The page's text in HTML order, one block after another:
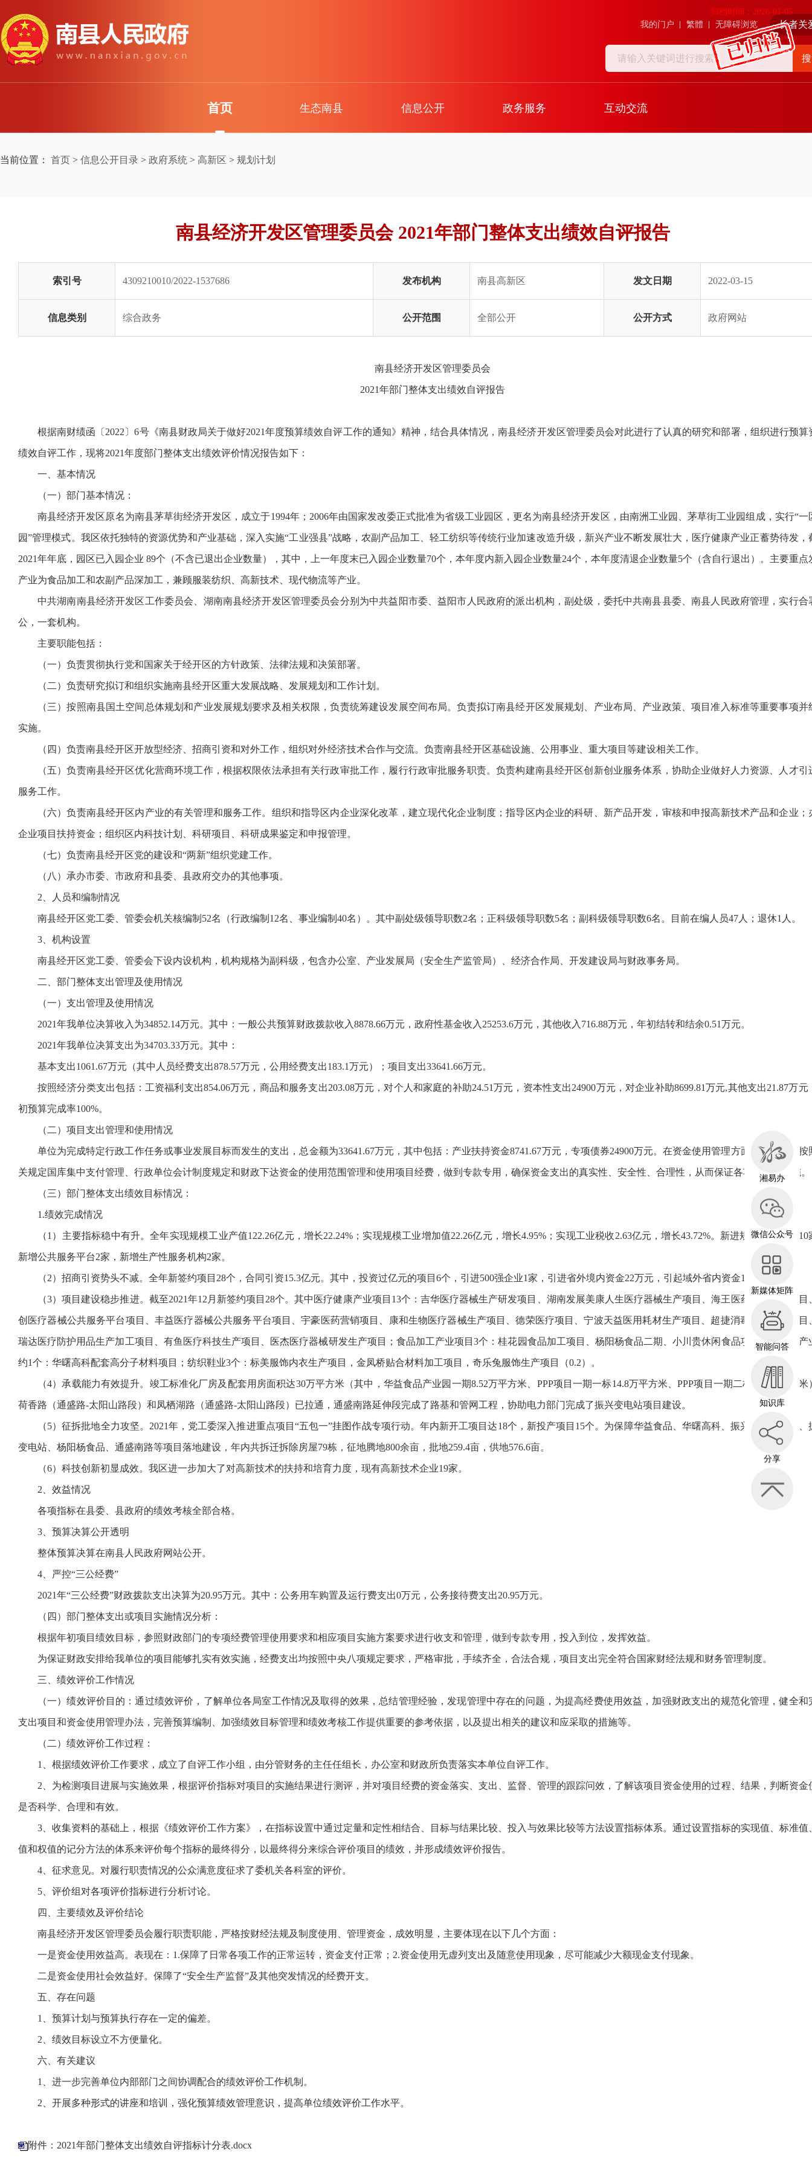
归档时间：2026-01-05
我的门户
繁體 无障碍浏览 长者关
首页 生态南县 信息公开 政务服务 互动交流
当前位置： 首页 > 信息公开目录 > 政府系统 > 高新区 > 规划计划
南县经济开发区管理委员会 2021年部门整体支出绩效自评报告
索引号 4309210010/2022-1537686 发布机构 南县高新区 发文日期 2022-03-15
信息类别 综合政务 公开范围 全部公开 公开方式 政府网站
南县经济开发区管理委员会
2021年部门整体支出绩效自评报告
根据南财绩函〔2022〕6号《南县财政局关于做好2021年度预算绩效自评工作的通知》精神，结合具体情况，南县经济开发区管理委员会对此进行了认真的研究和部署，组织进行预算
绩效自评工作，现将2021年度部门整体支出绩效评价情况报告如下：
一、基本情况
（一）部门基本情况：
南县经济开发区原名为南县茅草街经济开发区，成立于1994年；2006年由国家发改委正式批准为省级工业园区，更名为南县经济开发区，由南洲工业园、茅草街工业园组成，实行“一
园”管理模式。我区依托独特的资源优势和产业基础，深入实施“工业强县”战略，农副产品加工、轻工纺织等传统行业加速改造升级，新兴产业不断发展壮大，医疗健康产业正蓄势待发，
2021年年底，园区已入园企业 89个（不含已退出企业数量），其中，上一年度末已入园企业数量70个，本年度内新入园企业数量24个，本年度清退企业数量5个（含自行退出）。主要重点
产业为食品加工和农副产品深加工，兼顾服装纺织、高新技术、现代物流等产业。
中共湖南南县经济开发区工作委员会、湖南南县经济开发区管理委员会分别为中共益阳市委、益阳市人民政府的派出机构，副处级，委托中共南县县委、南县人民政府管理，实行合
公，一套机构。
主要职能包括：
（一）负责贯彻执行党和国家关于经开区的方针政策、法律法规和决策部署。
（二）负责研究拟订和组织实施南县经开区重大发展战略、发展规划和工作计划。
（三）按照南县国土空间总体规划和产业发展规划要求及相关权限，负责统筹建设发展空间布局。负责拟订南县经开区发展规划、产业布局、产业政策、项目准入标准等重要事项并
实施。
（四）负责南县经开区开放型经济、招商引资和对外工作，组织对外经济技术合作与交流。负责南县经开区基础设施、公用事业、重大项目等建设相关工作。
（五）负责南县经开区优化营商环境工作，根据权限依法承担有关行政审批工作，履行行政审批服务职责。负责构建南县经开区创新创业服务体系，协助企业做好人力资源、人才引
服务工作。
（六）负责南县经开区内产业的有关管理和服务工作。组织和指导区内企业深化改革，建立现代化企业制度；指导区内企业的科研、新产品开发，审核和申报高新技术产品和企业；
企业项目扶持资金；组织区内科技计划、科研项目、科研成果鉴定和申报管理。
（七）负责南县经开区党的建设和“两新”组织党建工作。
（八）承办市委、市政府和县委、县政府交办的其他事项。
2、人员和编制情况
南县经开区党工委、管委会机关核编制52名（行政编制12名、事业编制40名）。其中副处级领导职数2名；正科级领导职数5名；副科级领导职数6名。目前在编人员47人；退休1人。
3、机构设置
南县经开区党工委、管委会下设内设机构，机构规格为副科级，包含办公室、产业发展局（安全生产监管局）、经济合作局、开发建设局与财政事务局。
二、部门整体支出管理及使用情况
（一）支出管理及使用情况
2021年我单位决算收入为34852.14万元。其中：一般公共预算财政拨款收入8878.66万元，政府性基金收入25253.6万元，其他收入716.88万元，年初结转和结余0.51万元。
2021年我单位决算支出为34703.33万元。其中：
基本支出1061.67万元（其中人员经费支出878.57万元，公用经费支出183.1万元）；项目支出33641.66万元。
按照经济分类支出包括：工资福利支出854.06万元，商品和服务支出203.08万元，对个人和家庭的补助24.51万元，资本性支出24900万元，对企业补助8699.81万元,其他支出21.87万元
初预算完成率100%。
（二）项目支出管理和使用情况
单位为完成特定行政工作任务或事业发展目标而发生的支出，总金额为33641.67万元，其中包括：产业扶持资金8741.67万元，专项债券24900万元。在资金使用管理方面我单位严格按
关规定国库集中支付管理、行政单位会计制度规定和财政下达资金的使用范围管理和使用项目经费，做到专款专用，确保资金支出的真实性、安全性、合理性，从而保证各项目顺利实施。
（三）部门整体支出绩效目标情况：
1.绩效完成情况
（1）主要指标稳中有升。全年实现规模工业产值122.26亿元，增长22.24%；实现规模工业增加值22.26亿元，增长4.95%；实现工业税收2.63亿元，增长43.72%。新进规模工业企业10
新增公共服务平台2家，新增生产性服务机构2家。
（2）招商引资势头不减。全年新签约项目28个，合同引资15.3亿元。其中，投资过亿元的项目6个，引进500强企业1家，引进省外境内资金22万元，引起域外省内资金1.8亿元。
（3）项目建设稳步推进。截至2021年12月新签约项目28个。其中医疗健康产业项目13个：吉华医疗器械生产研发项目、湖南发展美康人生医疗器械生产项目、海王医药生产研发项目
创医疗器械公共服务平台项目、丰益医疗器械公共服务平台项目、宇豪医药营销项目、康和生物医疗器械生产项目、德荣医疗项目、宁波天益医用耗材生产项目、超捷消毒用品加工项目
瑞达医疗防护用品生产加工项目、有鱼医疗科技生产项目、医杰医疗器械研发生产项目；食品加工产业项目3个：桂花园食品加工项目、杨阳杨食品二期、小川贵休闲食品项目；新材料产
约1个：华曙高科配套高分子材料项目；纺织鞋业3个：标美服饰内衣生产项目，金凤桥贴合材料加工项目，奇乐兔服饰生产项目（0.2）。
（4）承载能力有效提升。竣工标准化厂房及配套用房面积达30万平方米（其中，华益食品产业园一期8.52万平方米、PPP项目一期一标14.8万平方米、PPP项目一期二标6.68万平方米
荷香路（通盛路-太阳山路段）和凤栖湖路（通盛路-太阳山路段）已拉通，通盛南路延伸段完成了路基和管网工程，协助电力部门完成了振兴变电站项目建设。
（5）征拆批地全力攻坚。2021年，党工委深入推进重点项目“五包一”挂图作战专项行动。年内新开工项目达18个，新投产项目15个。为保障华益食品、华曙高科、振兴西路延伸段、
变电站、杨阳杨食品、通盛南路等项目落地建设，年内共拆迁拆除房屋79栋，征地腾地800余亩，批地259.4亩，供地576.6亩。
（6）科技创新初显成效。我区进一步加大了对高新技术的扶持和培育力度，现有高新技术企业19家。
2、效益情况
各项指标在县委、县政府的绩效考核全部合格。
3、预算决算公开透明
整体预算决算在南县人民政府网站公开。
4、严控“三公经费”
2021年“三公经费”财政拨款支出决算为20.95万元。其中：公务用车购置及运行费支出0万元，公务接待费支出20.95万元。
（四）部门整体支出或项目实施情况分析：
根据年初项目绩效目标，参照财政部门的专项经费管理使用要求和相应项目实施方案要求进行收支和管理，做到专款专用，投入到位，发挥效益。
为保证财政安排给我单位的项目能够扎实有效实施，经费支出均按照中央八项规定要求，严格审批，手续齐全，合法合规，项目支出完全符合国家财经法规和财务管理制度。
三、绩效评价工作情况
（一）绩效评价目的：通过绩效评价，了解单位各局室工作情况及取得的效果，总结管理经验，发现管理中存在的问题，为提高经费使用效益，加强财政支出的规范化管理，健全和
支出项目和资金使用管理办法，完善预算编制、加强绩效目标管理和绩效考核工作提供重要的参考依据，以及提出相关的建议和应采取的措施等。
（二）绩效评价工作过程：
1、根据绩效评价工作要求，成立了自评工作小组，由分管财务的主任任组长，办公室和财政所负责落实本单位自评工作。
2、为检测项目进展与实施效果，根据评价指标对项目的实施结果进行测评，并对项目经费的资金落实、支出、监督、管理的跟踪问效，了解该项目资金使用的过程、结果，判断资金
是否科学、合理和有效。
3、收集资料的基础上，根据《绩效评价工作方案》，在指标设置中通过定量和定性相结合、目标与结果比较、投入与效果比较等方法设置指标体系。通过设置指标的实现值、标准值
值和权值的记分方法的体系来评价每个指标的最终得分，以最终得分来综合评价项目的绩效，并形成绩效评价报告。
4、征求意见。对履行职责情况的公众满意度征求了委机关各科室的评价。
5、评价组对各项评价指标进行分析讨论。
四、主要绩效及评价结论
南县经济开发区管理委员会履行职责职能，严格按财经法规及制度使用、管理资金，成效明显，主要体现在以下几个方面：
一是资金使用效益高。表现在：1.保障了日常各项工作的正常运转，资金支付正常；2.资金使用无虚列支出及随意使用现象，尽可能减少大额现金支付现象。
二是资金使用社会效益好。保障了“安全生产监督”及其他突发情况的经费开支。
五、存在问题
1、预算计划与预算执行存在一定的偏差。
2、绩效目标设立不方便量化。
六、有关建议
1、进一步完善单位内部部门之间协调配合的绩效评价工作机制。
2、开展多种形式的讲座和培训，强化预算绩效管理意识，提高单位绩效评价工作水平。
附件：2021年部门整体支出绩效自评指标计分表.docx
湘易办
微信公众号
新媒体矩阵
智能问答
知识库
分享